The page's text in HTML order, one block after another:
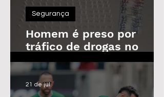
Homem é preso por
tráfico de drogas no
Parque das Árvores, em
Araras
Segurança
21 de jul.